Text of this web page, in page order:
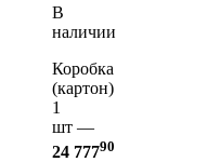
В
наличии
Коробка
(картон)
1
шт —
24 77790